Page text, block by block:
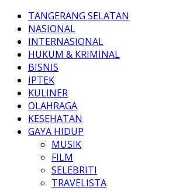
TANGERANG SELATAN
NASIONAL
INTERNASIONAL
HUKUM & KRIMINAL
BISNIS
IPTEK
KULINER
OLAHRAGA
KESEHATAN
GAYA HIDUP
MUSIK
FILM
SELEBRITI
TRAVELISTA